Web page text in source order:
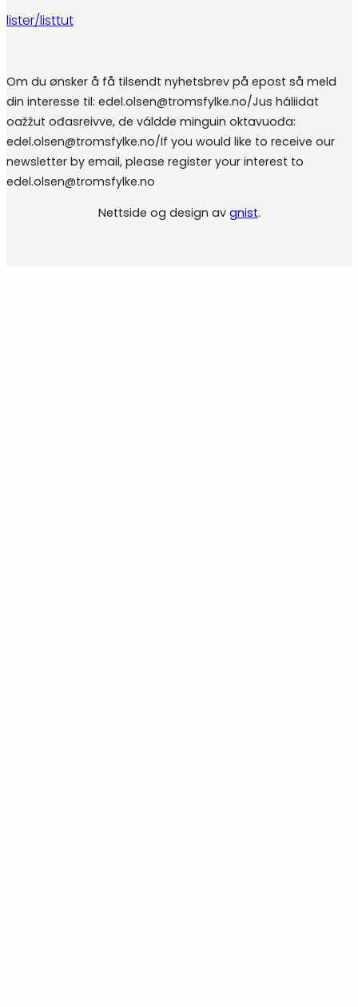
lister/listtut
Om du ønsker å få tilsendt nyhetsbrev på epost så meld
din interesse til: edel.olsen@tromsfylke.no/Jus háliidat
oažžut ođasreivve, de váldde minguin oktavuođa:
edel.olsen@tromsfylke.no/If you would like to receive our
newsletter by email, please register your interest to
edel.olsen@tromsfylke.no
Nettside og design av gnist.